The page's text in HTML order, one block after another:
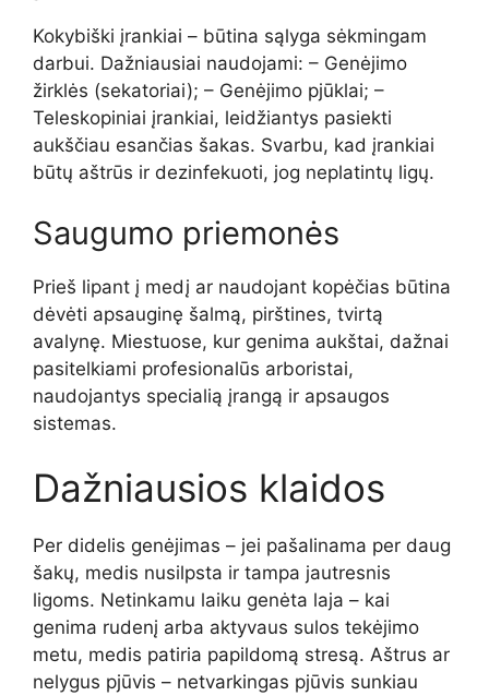
Kokybiški įrankiai – būtina sąlyga sėkmingam
darbui. Dažniausiai naudojami: – Genėjimo
žirklės (sekatoriai); – Genėjimo pjūklai; –
Teleskopiniai įrankiai, leidžiantys pasiekti
aukščiau esančias šakas. Svarbu, kad įrankiai
būtų aštrūs ir dezinfekuoti, jog neplatintų ligų.
Saugumo priemonės
Prieš lipant į medį ar naudojant kopėčias būtina
dėvėti apsauginę šalmą, pirštines, tvirtą
avalynę. Miestuose, kur genima aukštai, dažnai
pasitelkiami profesionalūs arboristai,
naudojantys specialią įrangą ir apsaugos
sistemas.
Dažniausios klaidos
Per didelis genėjimas – jei pašalinama per daug
šakų, medis nusilpsta ir tampa jautresnis
ligoms. Netinkamu laiku genėta laja – kai
genima rudenį arba aktyvaus sulos tekėjimo
metu, medis patiria papildomą stresą. Aštrus ar
nelygus pjūvis – netvarkingas pjūvis sunkiau